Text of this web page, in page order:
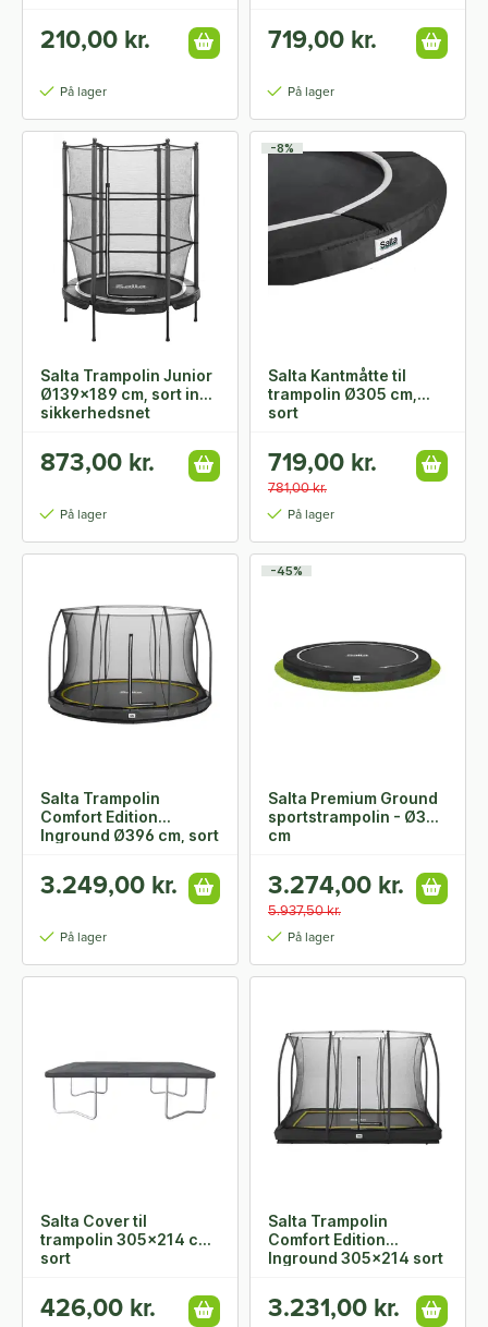
210,00 kr.
På lager
719,00 kr.
På lager
Salta Trampolin Junior
Ø139x189 cm, sort inkl.
sikkerhedsnet
873,00 kr.
På lager
-8%
Salta Kantmåtte til
trampolin Ø305 cm,
sort
719,00 kr.
781,00 kr.
På lager
Salta Trampolin
Comfort Edition
Inground Ø396 cm, sort
3.249,00 kr.
På lager
-45%
Salta Premium Ground
sportstrampolin - Ø366
cm
3.274,00 kr.
5.937,50 kr.
På lager
Salta Cover til
trampolin 305x214 cm,
sort
426,00 kr.
Salta Trampolin
Comfort Edition
Inground 305x214 sort
3.231,00 kr.